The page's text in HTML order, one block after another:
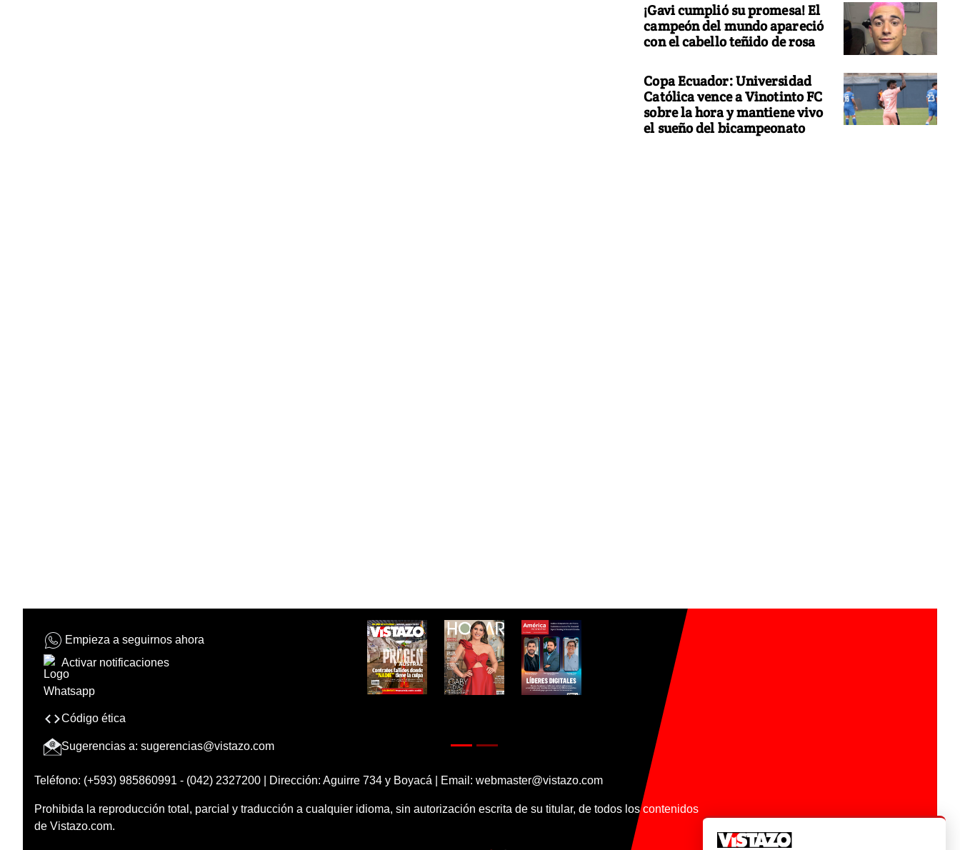
¡Gavi cumplió su promesa! El
campeón del mundo apareció
con el cabello teñido de rosa
Copa Ecuador: Universidad
Católica vence a Vinotinto FC
sobre la hora y mantiene vivo
el sueño del bicampeonato
Empieza a seguirnos ahora
Activar notificaciones
Código ética
Sugerencias a: sugerencias@vistazo.com
Teléfono: (+593) 985860991 - (042) 2327200 | Dirección: Aguirre 734 y Boyacá | Email: webmaster@vistazo.com
Prohibida la reproducción total, parcial y traducción a cualquier idioma, sin autorización escrita de su titular, de todos los contenidos
de Vistazo.com.